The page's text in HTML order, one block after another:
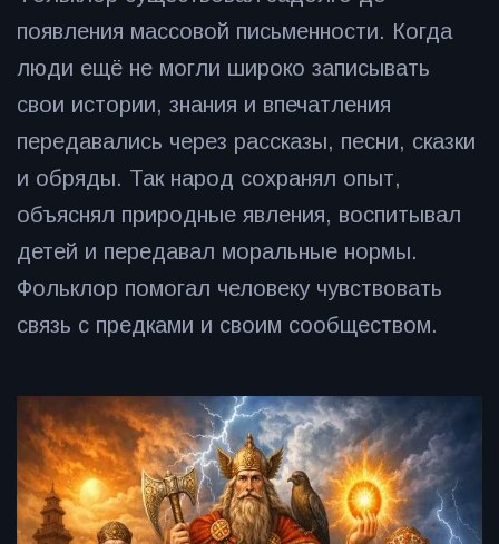
появления массовой письменности. Когда
люди ещё не могли широко записывать
свои истории, знания и впечатления
передавались через рассказы, песни, сказки
и обряды. Так народ сохранял опыт,
объяснял природные явления, воспитывал
детей и передавал моральные нормы.
Фольклор помогал человеку чувствовать
связь с предками и своим сообществом.